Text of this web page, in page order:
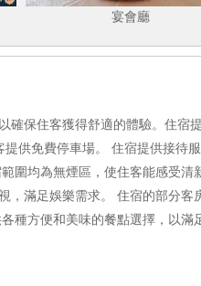
宴會廳
確保住客獲得舒適的體驗。住
供免費停車場。 住宿提供接待
圍均為無煙區，使住客能感受
，滿足娛樂需求。 住宿的部分
種方便和美味的餐點選擇，以